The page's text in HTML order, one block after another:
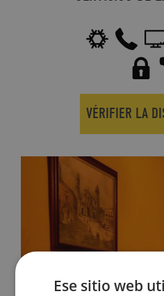
VÉRIFIER LA
Ese sitio web